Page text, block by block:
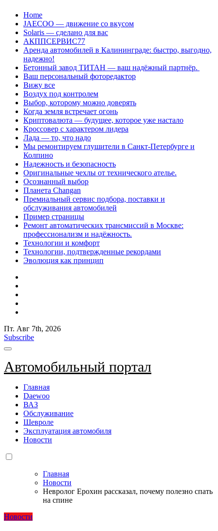
Перейти
содержанию
Home
JAECOO — движение со вкусом
Solaris — сделано для вас
АКППСЕРВИС77
Аренда автомобилей в Калининграде: быстро, выгодно,
надежно!
Бетонный завод ТИТАН — ваш надёжный партнёр.
Ваш персональный фоторедактор
Вижу все
Воздух под контролем
Выбор, которому можно доверять
Когда земля встречает огонь
Криптовалюта — будущее, которое уже настало
Кроссовер с характером лидера
Лада — то, что надо
Мы ремонтируем глушители в Санкт-Петербурге и
Колпино
Надежность и безопасность
Оригинальные чехлы от технического ателье.
Осознанный выбор
Планета Changan
Премиальный сервис подбора, поставки и
обслуживания автомобилей
Пример страницы
Ремонт автоматических трансмиссий в Москве:
профессионализм и надёжность.
Технологии и комфорт
Технологии, подтвержденные рекордами
Эволюция как принцип
Пт. Авг 7th, 2026
Subscribe
Автомобильный портал
Главная
Daewoo
ВАЗ
Обслуживание
Шевроле
Эксплуатация автомобиля
Новости
Главная
Новости
Невролог Ерохин рассказал, почему полезно спать
на спине
Новости